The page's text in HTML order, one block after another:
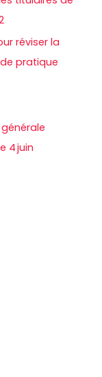
réviser la
pratique
4 juin